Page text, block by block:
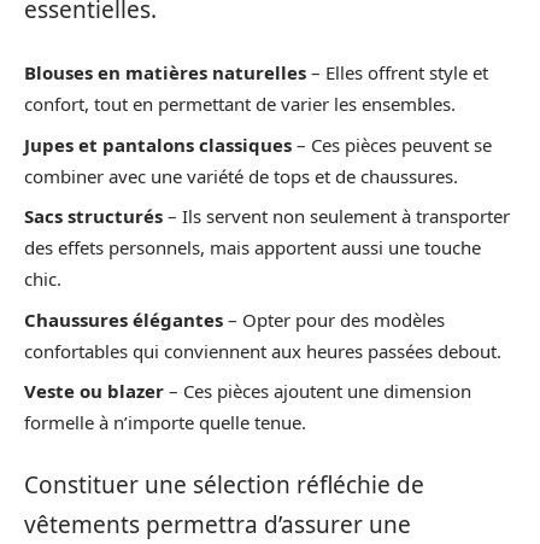
essentielles.
Blouses en matières naturelles – Elles offrent style et
confort, tout en permettant de varier les ensembles.
Jupes et pantalons classiques – Ces pièces peuvent se
combiner avec une variété de tops et de chaussures.
Sacs structurés – Ils servent non seulement à transporter
des effets personnels, mais apportent aussi une touche
chic.
Chaussures élégantes – Opter pour des modèles
confortables qui conviennent aux heures passées debout.
Veste ou blazer – Ces pièces ajoutent une dimension
formelle à n’importe quelle tenue.
Constituer une sélection réfléchie de
vêtements permettra d’assurer une